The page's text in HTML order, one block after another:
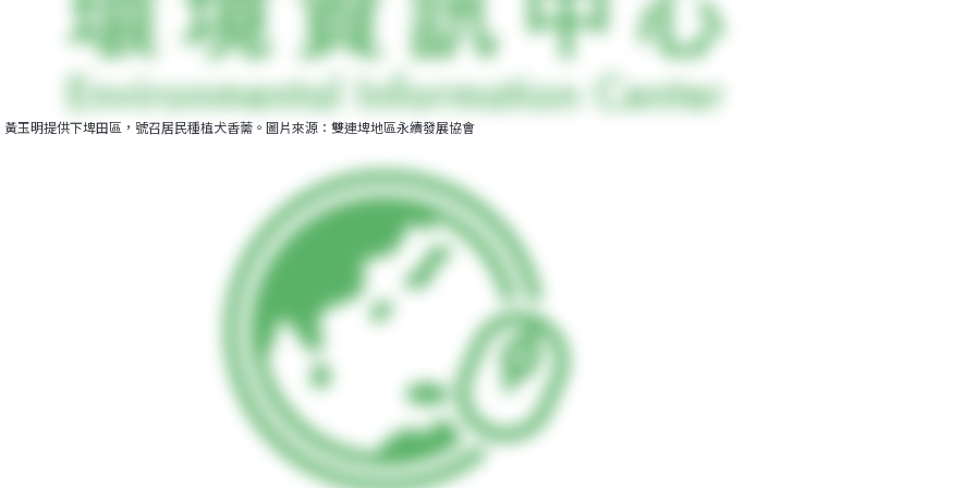
黃玉明提供下埤田區，號召居民種植犬香薷。圖片來源：雙連埤地區永續發展協會